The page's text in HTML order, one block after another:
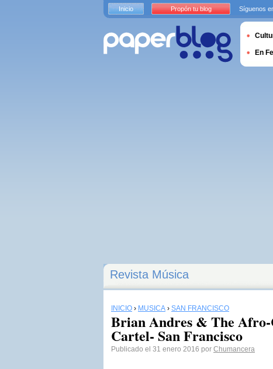
Revista Música
INICIO › MÚSICA › SAN FRANCISCO
Brian Andres & The Afro-
Cartel- San Francisco
Publicado el 31 enero 2016 por Chumancera
Inicio Propón tu blog Síguenos
En